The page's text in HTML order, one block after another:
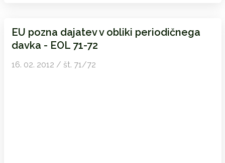
EU pozna dajatev v obliki periodičnega
davka - EOL 71-72
16. 02. 2012 / št. 71/72